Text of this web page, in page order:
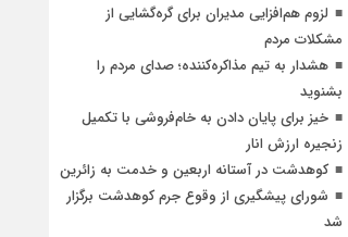
لزوم هم‌افزایی مدیران برای گره‌گشایی از
مشکلات مردم
هشدار به تیم مذاکره‌کننده؛ صدای مردم را
بشنوید
خیز برای پایان دادن به خام‌فروشی با تکمیل
زنجیره ارزش انار
کوهدشت در آستانه اربعین و خدمت‌ به زائرین
شورای پیشگیری از وقوع جرم کوهدشت برگزار
شد